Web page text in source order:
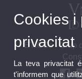
ETICCs - Grup
Cookies i
privacitat
La teva privacitat
t'informem que